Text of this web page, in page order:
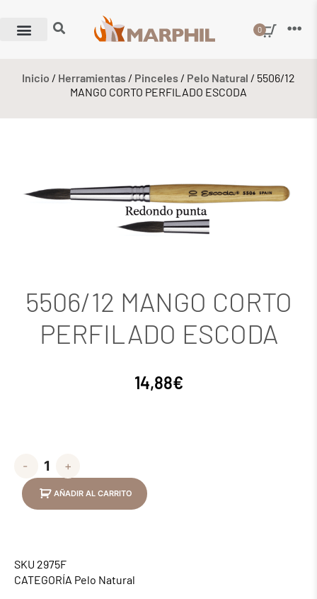
0
Inicio / Herramientas / Pinceles / Pelo Natural / 5506/12
MANGO CORTO PERFILADO ESCODA
5506/12 MANGO CORTO
PERFILADO ESCODA
14,88€
- +
AÑADIR AL CARRITO
SKU 2975F
CATEGORÍA Pelo Natural